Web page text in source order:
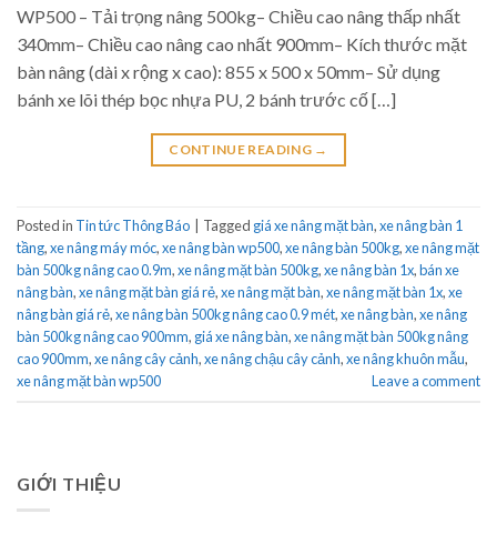
WP500 – Tải trọng nâng 500kg– Chiều cao nâng thấp nhất
340mm– Chiều cao nâng cao nhất 900mm– Kích thước mặt
bàn nâng (dài x rộng x cao): 855 x 500 x 50mm– Sử dụng
bánh xe lõi thép bọc nhựa PU, 2 bánh trước cố […]
CONTINUE READING →
Posted in Tin tức Thông Báo Tagged giá xe nâng mặt bàn,xe nâng bàn 1
tầng,xe nâng máy móc,xe nâng bàn wp500,xe nâng bàn 500kg,xe nâng mặt
bàn 500kg nâng cao 0.9m,xe nâng mặt bàn 500kg,xe nâng bàn 1x,bán xe
nâng bàn,xe nâng mặt bàn giá rẻ,xe nâng mặt bàn,xe nâng mặt bàn 1x,xe
nâng bàn giá rẻ,xe nâng bàn 500kg nâng cao 0.9 mét,xe nâng bàn,xe nâng
bàn 500kg nâng cao 900mm, giá xe nâng bàn,xe nâng mặt bàn 500kg nâng
cao 900mm,xe nâng cây cảnh,xe nâng chậu cây cảnh,xe nâng khuôn mẫu,
xe nâng mặt bàn wp500
Leave a comment
GIỚI THIỆU